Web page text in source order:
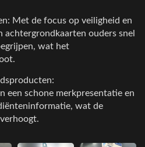
Met de focus op veiligheid en
ouders snel
wat het
een schone merkpresentatie en
wat de